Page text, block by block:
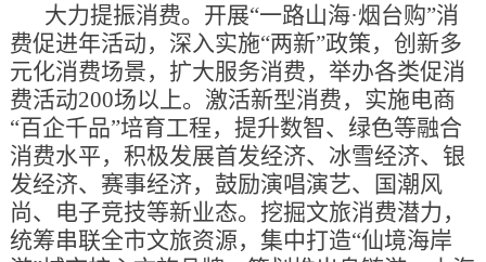
大力提振消费。开展“一路山海·烟台购”消
费促进年活动，深入实施“两新”政策，创新多
元化消费场景，扩大服务消费，举办各类促消
费活动200场以上。激活新型消费，实施电商
“百企千品”培育工程，提升数智、绿色等融合
消费水平，积极发展首发经济、冰雪经济、银
发经济、赛事经济，鼓励演唱演艺、国潮风
尚、电子竞技等新业态。挖掘文旅消费潜力，
统筹串联全市文旅资源，集中打造“仙境海岸